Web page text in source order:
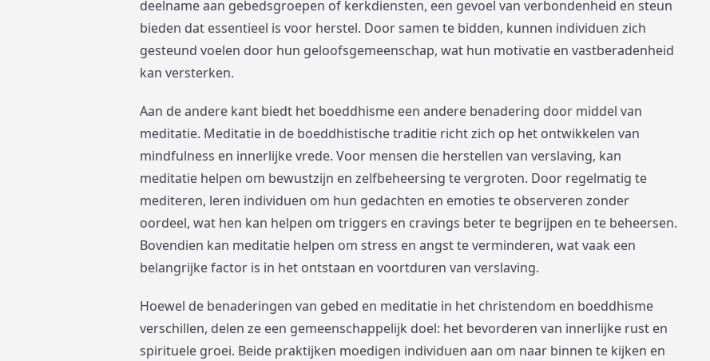
deelname aan gebedsgroepen of kerkdiensten, een gevoel van verbondenheid en steun
bieden dat essentieel is voor herstel. Door samen te bidden, kunnen individuen zich
gesteund voelen door hun geloofsgemeenschap, wat hun motivatie en vastberadenheid
kan versterken.
Aan de andere kant biedt het boeddhisme een andere benadering door middel van
meditatie. Meditatie in de boeddhistische traditie richt zich op het ontwikkelen van
mindfulness en innerlijke vrede. Voor mensen die herstellen van verslaving, kan
meditatie helpen om bewustzijn en zelfbeheersing te vergroten. Door regelmatig te
mediteren, leren individuen om hun gedachten en emoties te observeren zonder
oordeel, wat hen kan helpen om triggers en cravings beter te begrijpen en te beheersen.
Bovendien kan meditatie helpen om stress en angst te verminderen, wat vaak een
belangrijke factor is in het ontstaan en voortduren van verslaving.
Hoewel de benaderingen van gebed en meditatie in het christendom en boeddhisme
verschillen, delen ze een gemeenschappelijk doel: het bevorderen van innerlijke rust en
spirituele groei. Beide praktijken moedigen individuen aan om naar binnen te kijken en